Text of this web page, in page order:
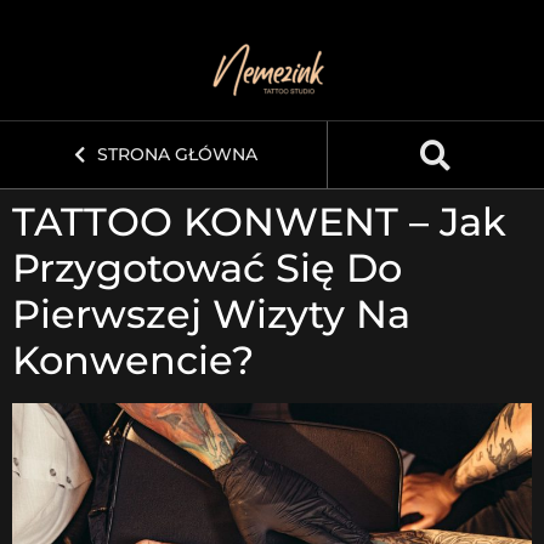
STRONA GŁÓWNA
TATTOO KONWENT – Jak
Przygotować Się Do
Pierwszej Wizyty Na
Konwencie?